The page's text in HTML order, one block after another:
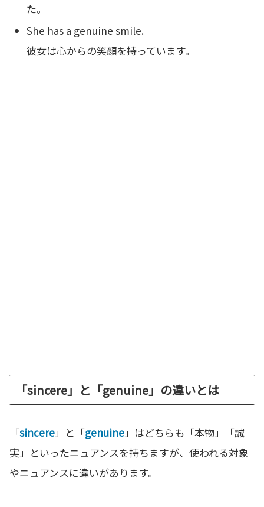
た。
She has a genuine smile.
彼女は心からの笑顔を持っています。
「sincere」と「genuine」の違いとは
「sincere」と「genuine」はどちらも「本物」「誠
実」といったニュアンスを持ちますが、使われる対象
やニュアンスに違いがあります。